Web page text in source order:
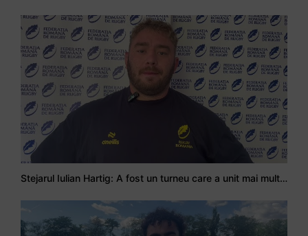
Stejarul Iulian Hartig: A fost un turneu care a unit mai mult echipa